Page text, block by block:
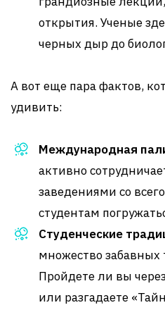
открытия. Ученые
черных дыр до
А вот еще пара фактов,
удивить:
Международная
активно
заведениями со
студентам
Студенческие
множество
Пройдете ли вы
или разгадаете